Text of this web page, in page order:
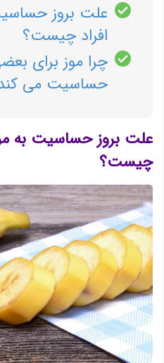
علت بروز
افراد چیست؟
چرا موز برای
حساسيت می
علت بروز حساسیت به
چیست؟